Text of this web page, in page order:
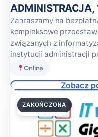
ADMINISTRACJA,
Zapraszamy na
kompleksowe
związanych z
instytucji administracji
Online
Zobacz
20.11.2025
ZAKOŃCZONA